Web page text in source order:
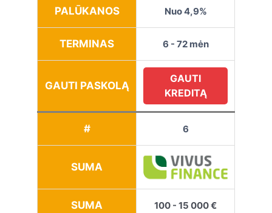
PALŪKANOS Nuo 4,9%
TERMINAS 6 - 72 mėn
GAUTI PASKOLĄ
GAUTI
KREDITĄ
# 6
SUMA
SUMA 100 - 15 000 €